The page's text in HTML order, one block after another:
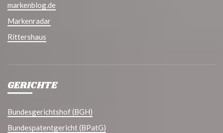
markenblog.de
Markenradar
Rittershaus
GERICHTE
Bundesgerichtshof (BGH)
Bundespatentgericht (BPatG)